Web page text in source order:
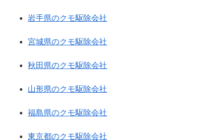
岩手県のクモ駆除会社
宮城県のクモ駆除会社
秋田県のクモ駆除会社
山形県のクモ駆除会社
福島県のクモ駆除会社
東京都のクモ駆除会社